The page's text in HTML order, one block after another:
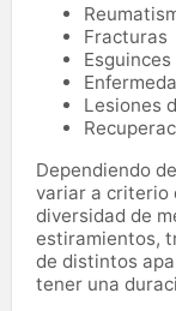
Fracturas
Esguinces
Lesiones
Dependiendo
variar a criterio
diversidad de
estiramientos,
de distintos
tener una